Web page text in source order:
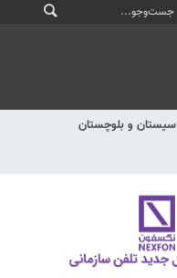
سیستان و بلوچستان